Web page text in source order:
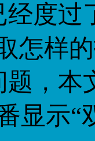
度过
怎样
，本
显示“